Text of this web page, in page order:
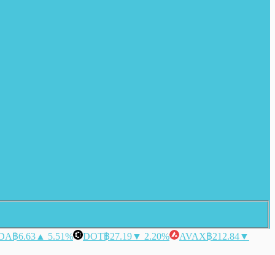
฿6.63 ▲ 5.51% DOT฿27.19▼ 2.20% AVAX฿212.84▼